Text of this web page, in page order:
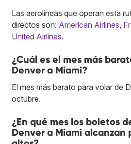
Las aerolíneas que operan esta
directos son: American Airlines
United Airlines.
¿Cuál es el mes más
Denver a Miami?
El mes más barato para volar de
octubre.
¿En qué mes los boletos
Denver a Miami alcanzan